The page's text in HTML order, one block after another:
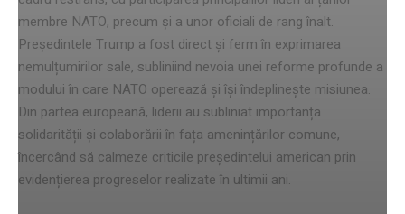
membre NATO, precum și a unor oficiali de rang înalt.
Președintele Trump a fost direct și ferm în exprimarea
nemulțumirilor sale, subliniind nevoia unei reforme profunde a
modului în care NATO operează și își îndeplinește misiunea.
Din partea europeană, liderii au subliniat importanța
solidarității și colaborării în fața amenințărilor comune,
încercând să calmeze criticile președintelui american prin
evidențierea progreselor realizate în ultimii ani.